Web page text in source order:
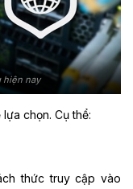
hiện nay
chọn. Cụ thể:
thức truy cập vào